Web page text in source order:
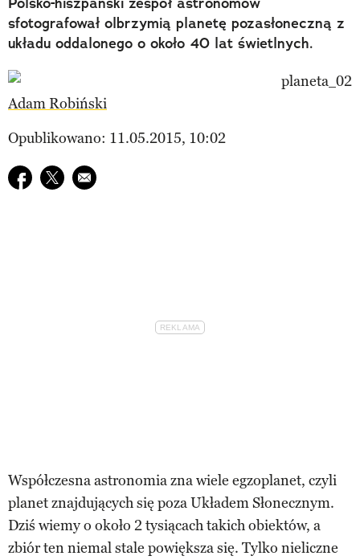
sfotografował olbrzymią planetę pozasłoneczną z
układu oddalonego o około 40 lat świetlnych.
Adam Robiński
Opublikowano: 11.05.2015, 10:02
Udostępnij na facebook
Udostępnij na twitter
E-mail do przyjaciela
Współczesna astronomia zna wiele egzoplanet, czyli
planet znajdujących się poza Układem Słonecznym.
Dziś wiemy o około 2 tysiącach takich obiektów, a
zbiór ten niemal stale powiększa się. Tylko nieliczne